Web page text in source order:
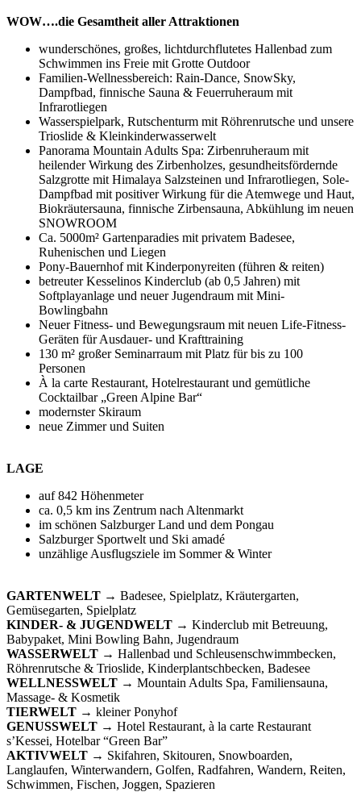
WOW….die Gesamtheit aller Attraktionen
wunderschönes, großes, lichtdurchflutetes Hallenbad zum
Schwimmen ins Freie mit Grotte Outdoor
Familien-Wellnessbereich: Rain-Dance, SnowSky,
Dampfbad, finnische Sauna & Feuerruheraum mit
Infrarotliegen
Wasserspielpark, Rutschenturm mit Röhrenrutsche und unsere
Trioslide & Kleinkinderwasserwelt
Panorama Mountain Adults Spa: Zirbenruheraum mit
heilender Wirkung des Zirbenholzes, gesundheitsfördernde
Salzgrotte mit Himalaya Salzsteinen und Infrarotliegen, Sole-
Dampfbad mit positiver Wirkung für die Atemwege und Haut,
Biokräutersauna, finnische Zirbensauna, Abkühlung im neuen
SNOWROOM
Ca. 5000m² Gartenparadies mit privatem Badesee,
Ruhenischen und Liegen
Pony-Bauernhof mit Kinderponyreiten (führen & reiten)
betreuter Kesselinos Kinderclub (ab 0,5 Jahren) mit
Softplayanlage und neuer Jugendraum mit Mini-
Bowlingbahn
Neuer Fitness- und Bewegungsraum mit neuen Life-Fitness-
Geräten für Ausdauer- und Krafttraining
130 m² großer Seminarraum mit Platz für bis zu 100
Personen
À la carte Restaurant, Hotelrestaurant und gemütliche
Cocktailbar „Green Alpine Bar“
modernster Skiraum
neue Zimmer und Suiten
LAGE
auf 842 Höhenmeter
ca. 0,5 km ins Zentrum nach Altenmarkt
im schönen Salzburger Land und dem Pongau
Salzburger Sportwelt und Ski amadé
unzählige Ausflugsziele im Sommer & Winter
GARTENWELT → Badesee, Spielplatz, Kräutergarten,
Gemüsegarten, Spielplatz
KINDER- & JUGENDWELT → Kinderclub mit Betreuung,
Babypaket, Mini Bowling Bahn, Jugendraum
WASSERWELT → Hallenbad und Schleusenschwimmbecken,
Röhrenrutsche & Trioslide, Kinderplantschbecken, Badesee
WELLNESSWELT → Mountain Adults Spa, Familiensauna,
Massage- & Kosmetik
TIERWELT → kleiner Ponyhof
GENUSSWELT → Hotel Restaurant, à la carte Restaurant
s’Kessei, Hotelbar “Green Bar”
AKTIVWELT → Skifahren, Skitouren, Snowboarden,
Langlaufen, Winterwandern, Golfen, Radfahren, Wandern, Reiten,
Schwimmen, Fischen, Joggen, Spazieren